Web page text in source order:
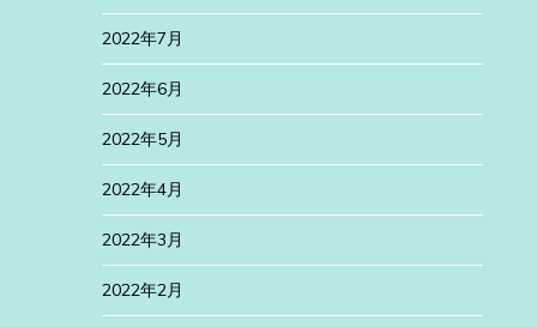
2022年7月
2022年6月
2022年5月
2022年4月
2022年3月
2022年2月